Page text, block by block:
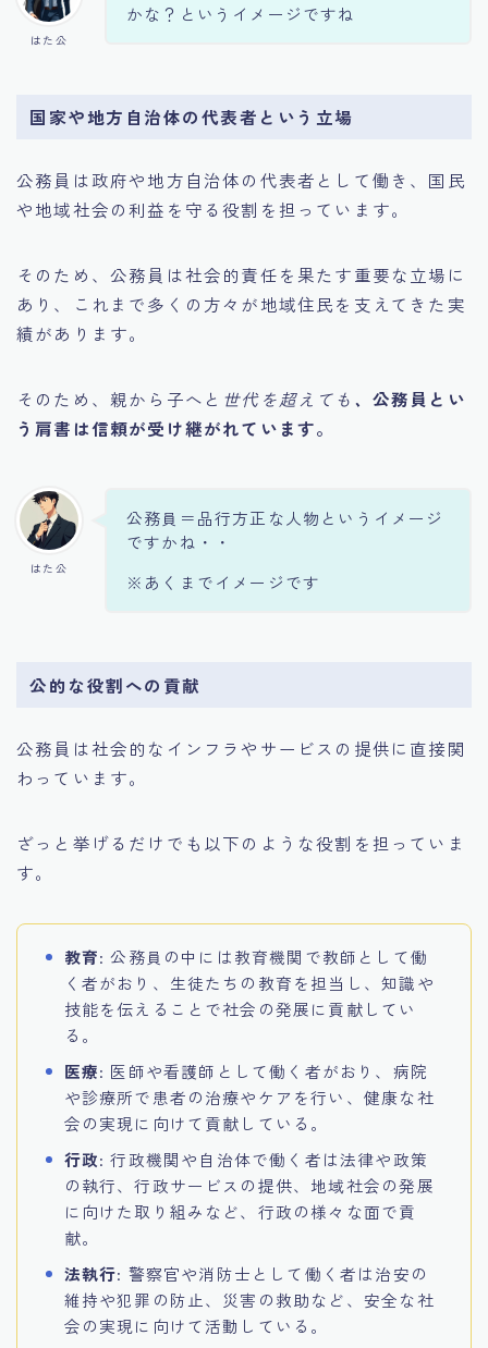
はた公
かな？というイメージですね
国家や地方自治体の代表者という立場
公務員は政府や地方自治体の代表者として働き、国民
や地域社会の利益を守る役割を担っています。
そのため、公務員は社会的責任を果たす重要な立場に
あり、これまで多くの方々が地域住民を支えてきた実
績があります。
そのため、親から子へと 世代を超えても 、 公務員とい
う肩書は信頼が受け継がれています。
はた公
公務員＝品行方正な人物というイメージ
ですかね・・
※あくまでイメージです
公的な役割への貢献
公務員は社会的なインフラやサービスの提供に直接関
わっています。
ざっと挙げるだけでも以下のような役割を担っていま
す。
教育: 公務員の中には教育機関で教師として働
く者がおり、生徒たちの教育を担当し、知識や
技能を伝えることで社会の発展に貢献してい
る。
医療: 医師や看護師として働く者がおり、病院
や診療所で患者の治療やケアを行い、健康な社
会の実現に向けて貢献している。
行政: 行政機関や自治体で働く者は法律や政策
の執行、行政サービスの提供、地域社会の発展
に向けた取り組みなど、行政の様々な面で貢
献。
法執行: 警察官や消防士として働く者は治安の
維持や犯罪の防止、災害の救助など、安全な社
会の実現に向けて活動している。